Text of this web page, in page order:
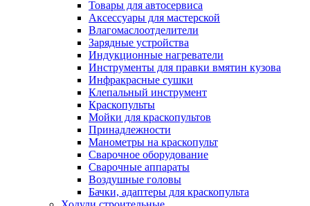
Товары для автосервиса
Аксессуары для мастерской
Влагомаслоотделители
Зарядные устройства
Индукционные нагреватели
Инструменты для правки вмятин кузова
Инфракрасные сушки
Клепальный инструмент
Краскопульты
Мойки для краскопультов
Принадлежности
Манометры на краскопульт
Сварочное оборудование
Сварочные аппараты
Воздушные головы
Бачки, адаптеры для краскопульта